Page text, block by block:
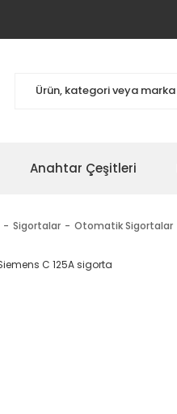
Anahtar Çeşitleri
Sigortalar Otomatik Sigortalar